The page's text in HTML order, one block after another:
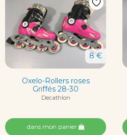
8 €
Oxelo-Rollers roses
Griffés 28-30
Decathlon
dans mon panier